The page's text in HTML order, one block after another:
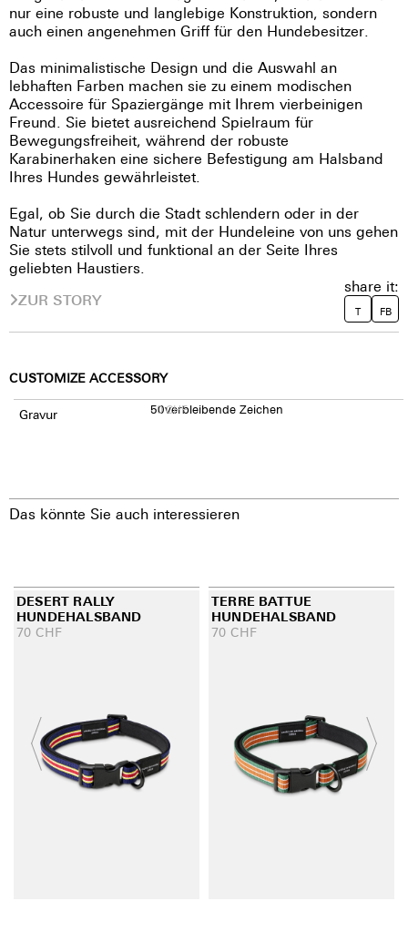
nur eine robuste und langlebige Konstruktion, sondern
auch einen angenehmen Griff für den Hundebesitzer.
Das minimalistische Design und die Auswahl an
lebhaften Farben machen sie zu einem modischen
Accessoire für Spaziergänge mit Ihrem vierbeinigen
Freund. Sie bietet ausreichend Spielraum für
Bewegungsfreiheit, während der robuste
Karabinerhaken eine sichere Befestigung am Halsband
Ihres Hundes gewährleistet.
Egal, ob Sie durch die Stadt schlendern oder in der
Natur unterwegs sind, mit der Hundeleine von uns gehen
Sie stets stilvoll und funktional an der Seite Ihres
geliebten Haustiers.
ZUR STORY
share it:
T FB
CUSTOMIZE ACCESSORY
Gravur 0CHF
50verbleibende Zeichen
Das könnte Sie auch interessieren
DESERT RALLY
HUNDEHALSBAND
70 CHF
TERRE BATTUE
HUNDEHALSBAND
70 CHF